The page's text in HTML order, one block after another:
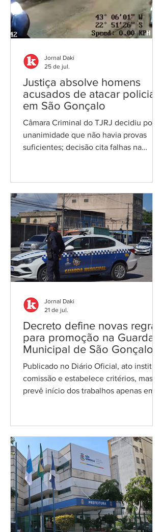
medida, assinada pelo prefeito Capitão
Nelson Ruas (PL), é um desdobramento
do De
Justiça absolve homens
acusados de atacar policiais
em São Gonçalo
Câmara Criminal do TJRJ decidiu por
unanimidade que não havia provas
suficientes; decisão cita falhas na
policial Foto: reprodução vídeo A 8ª
Câmara Criminal do Tribunal de Justiça
do Rio de Janeiro (TJRJ) absolveu, por
unanimidade, Renan dos Santos
Nascimento Silva e Douglas Mendes da
Silva, que estavam presos desde
outubro de 2024 sob acusação de
tentativa de homicídio contra policiais
militares. A decisão
Jornal Daki
25 de jul.
Decreto define novas regras
para promoção na Guarda
Municipal de São Gonçalo
Publicado no Diário Oficial, ato institui
comissão e estabelece critérios, mas
prevê início dos trabalhos apenas em
Decreto nº 334/2026, assinado pelo
prefeito Capitão Nelson Ruas (PL) e
publicado no Diário Oficial desta
segunda-feira (20), regulamenta o
processo de promoção funcional dos
integrantes da Guarda Municipal de São
Gonçalo. A norma cria a Comissão
Permanente de Promoção Funcional,
vinculada à Secre
Jornal Daki
21 de jul.